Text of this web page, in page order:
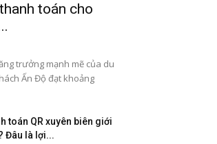
toán cho
trưởng mạnh mẽ của du
Ấn Độ đạt khoảng
toán QR xuyên biên giới
Đâu là lợi...